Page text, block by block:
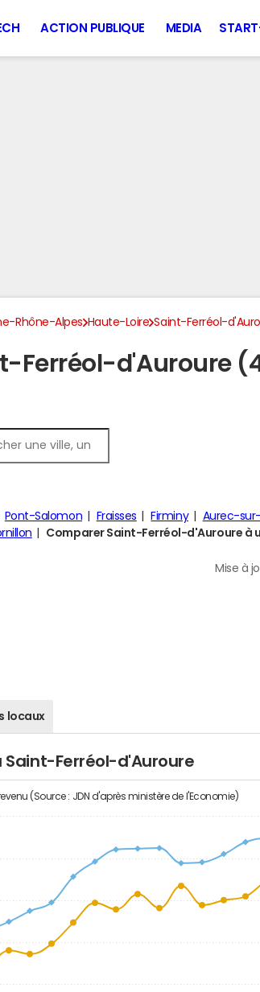
ACTION PUBLIQUE MEDIA
Rhône-Alpes Haute-Loire Saint-Ferréol-
Ferréol-d'Auroure
Pont-Salomon Fraisses Firminy Aurec-
Comparer Saint-Ferréol-d'Auroure à
Mise à
locaux
Saint-Ferréol-d'Auroure
(Source : JDN d'après ministère de l'Economie)